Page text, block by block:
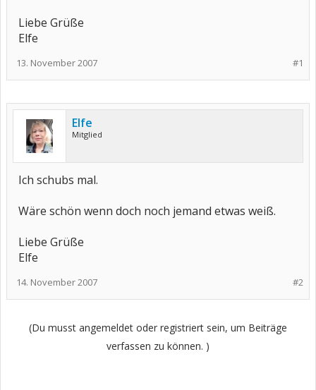
Liebe Grüße
Elfe
#1
13. November 2007
Elfe
Mitglied
Ich schubs mal.
Wäre schön wenn doch noch jemand etwas weiß.
Liebe Grüße
Elfe
#2
14. November 2007
(Du musst angemeldet oder registriert sein, um Beiträge
verfassen zu können. )